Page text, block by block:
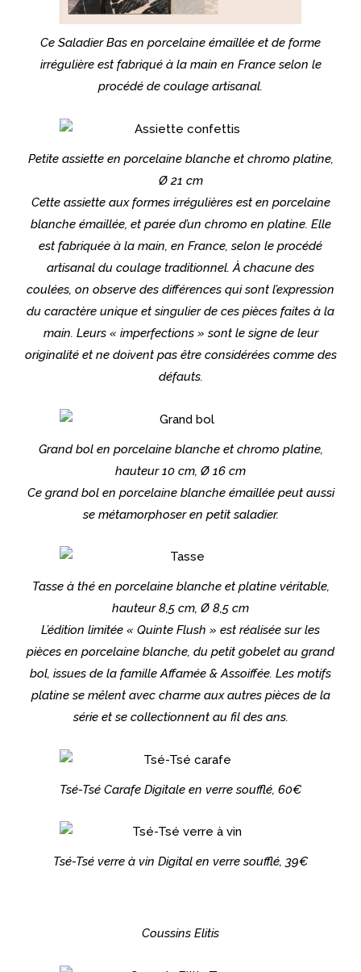
Ce Saladier Bas en porcelaine émaillée et de forme
irrégulière est fabriqué à la main en France selon le
procédé de coulage artisanal.
Petite assiette en porcelaine blanche et chromo platine,
Ø 21 cm
Cette assiette aux formes irrégulières est en porcelaine
blanche émaillée, et parée d’un chromo en platine. Elle
est fabriquée à la main, en France, selon le procédé
artisanal du coulage traditionnel. À chacune des
coulées, on observe des différences qui sont l’expression
du caractère unique et singulier de ces pièces faites à la
main. Leurs « imperfections » sont le signe de leur
originalité et ne doivent pas être considérées comme des
défauts.
Grand bol en porcelaine blanche et chromo platine,
hauteur 10 cm, Ø 16 cm
Ce grand bol en porcelaine blanche émaillée peut aussi
se métamorphoser en petit saladier.
Tasse à thé en porcelaine blanche et platine véritable,
hauteur 8,5 cm, Ø 8,5 cm
L’édition limitée « Quinte Flush » est réalisée sur les
pièces en porcelaine blanche, du petit gobelet au grand
bol, issues de la famille Affamée & Assoiffée. Les motifs
platine se mêlent avec charme aux autres pièces de la
série et se collectionnent au fil des ans.
Tsé-Tsé Carafe Digitale en verre soufflé, 60€
Tsé-Tsé verre à vin Digital en verre soufflé, 39€
Coussins Elitis